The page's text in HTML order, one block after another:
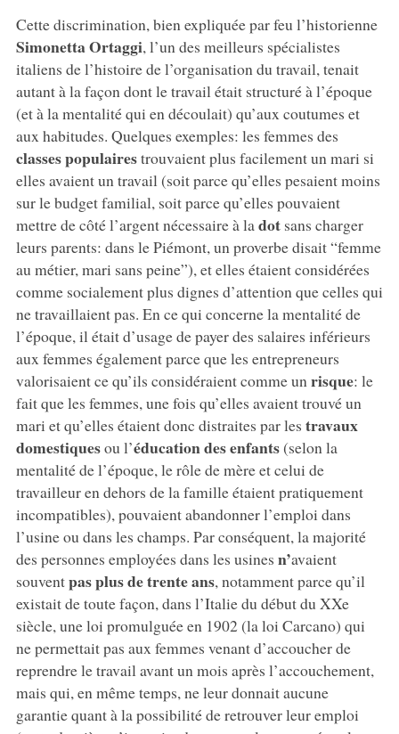
Cette discrimination, bien expliquée par feu l’historienne
Simonetta Ortaggi, l’un des meilleurs spécialistes
italiens de l’histoire de l’organisation du travail, tenait
autant à la façon dont le travail était structuré à l’époque
(et à la mentalité qui en découlait) qu’aux coutumes et
aux habitudes. Quelques exemples: les femmes des
classes populairestrouvaient plus facilement un mari si
elles avaient un travail (soit parce qu’elles pesaient moins
sur le budget familial, soit parce qu’elles pouvaient
mettre de côté l’argent nécessaire à la dotsans charger
leurs parents: dans le Piémont, un proverbe disait “femme
au métier, mari sans peine”), et elles étaient considérées
comme socialement plus dignes d’attention que celles qui
ne travaillaient pas. En ce qui concerne la mentalité de
l’époque, il était d’usage de payer des salaires inférieurs
aux femmes également parce que les entrepreneurs
valorisaient ce qu’ils considéraient comme un risque: le
fait que les femmes, une fois qu’elles avaient trouvé un
mari et qu’elles étaient donc distraites par les travaux
domestiquesou l’éducation des enfants(selon la
mentalité de l’époque, le rôle de mère et celui de
travailleur en dehors de la famille étaient pratiquement
incompatibles), pouvaient abandonner l’emploi dans
l’usine ou dans les champs. Par conséquent, la majorité
des personnes employées dans les usines n’avaient
souventpas plus de trente ans, notamment parce qu’il
existait de toute façon, dans l’Italie du début du XXe
siècle, une loi promulguée en 1902 (la loi Carcano) qui
ne permettait pas aux femmes venant d’accoucher de
reprendre le travail avant un mois après l’accouchement,
mais qui, en même temps, ne leur donnait aucune
garantie quant à la possibilité de retrouver leur emploi